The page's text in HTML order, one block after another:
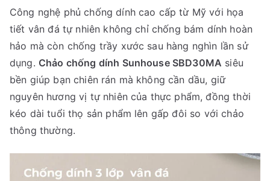
Công nghệ phủ chống dính cao cấp từ Mỹ với họa
tiết vân đá tự nhiên không chỉ chống bám dính hoàn
hảo mà còn chống trầy xước sau hàng nghìn lần sử
dụng. Chảo chống dính Sunhouse SBD30MA siêu
bền giúp bạn chiên rán mà không cần dầu, giữ
nguyên hương vị tự nhiên của thực phẩm, đồng thời
kéo dài tuổi thọ sản phẩm lên gấp đôi so với chảo
thông thường.